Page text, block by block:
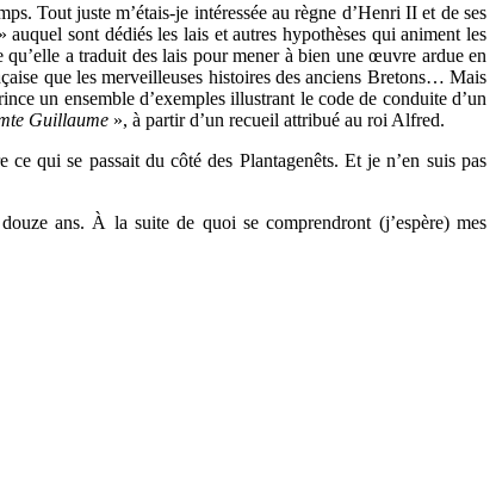
Tout juste m’étais-je intéressée au règne d’Henri II et de ses
» auquel sont dédiés les lais et autres hypothèses qui animent les
a traduit des lais pour mener à bien une œuvre ardue en
que les merveilleuses histoires des anciens Bretons… Mais
un ensemble d’exemples illustrant le code de conduite d’un
Guillaume », à partir d’un recueil attribué au roi Alfred.
qui se passait du côté des Plantagenêts. Et je n’en suis pas
ans. À la suite de quoi se comprendront (j’espère) mes